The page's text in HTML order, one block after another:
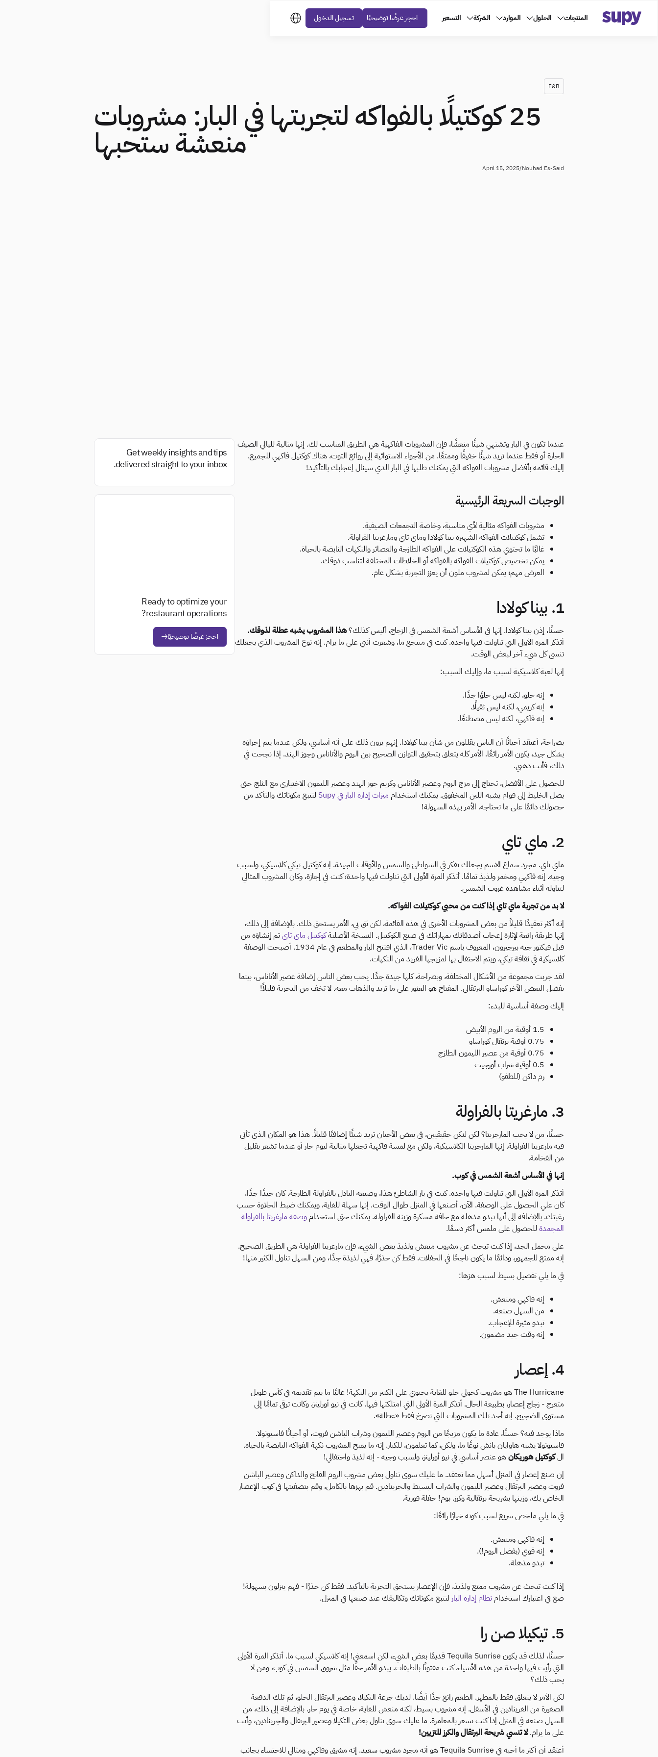
المنتجات الحلول الموارد الشركة التسعير احجز عرضًا توضيحيًا تسجيل الدخول
F&B
25 كوكتيلًا بالفواكه لتجربتها في البار: مشروبات
منعشة ستحبها
Nouhad Es-Said
/
April 15, 2025
عندما تكون في البار وتشتهي شيئًا منعشًا، فإن المشروبات الفاكهية هي الطريق المناسب لك. إنها مثالية لليالي الصيف
الحارة أو فقط عندما تريد شيئًا خفيفًا وممتعًا. من الأجواء الاستوائية إلى روائع التوت، هناك كوكتيل فاكهي للجميع.
إليك قائمة بأفضل مشروبات الفواكه التي يمكنك طلبها في البار الذي سينال إعجابك بالتأكيد!
الوجبات السريعة الرئيسية
مشروبات الفواكه مثالية لأي مناسبة، وخاصة التجمعات الصيفية.
تشمل كوكتيلات الفواكه الشهيرة بينا كولادا وماي تاي ومارغريتا الفراولة.
غالبًا ما تحتوي هذه الكوكتيلات على الفواكه الطازجة والعصائر والنكهات النابضة بالحياة.
يمكن تخصيص كوكتيلات الفواكه بالفواكه أو الخلاطات المختلفة لتناسب ذوقك.
العرض مهم؛ يمكن لمشروب ملون أن يعزز التجربة بشكل عام.
1. بينا كولادا
حسنًا، إذن بينا كولادا. إنها في الأساس أشعة الشمس في الزجاج، أليس كذلك؟هذا المشروب يشبه عطلة لذوقك.
أتذكر المرة الأولى التي تناولت فيها واحدة. كنت في منتجع ما، وشعرت أنني على ما يرام. إنه نوع المشروب الذي يجعلك
تنسى كل شيء آخر لبعض الوقت.
إنها لعبة كلاسيكية لسبب ما، وإليك السبب:
إنه حلو، لكنه ليس حلوًا جدًا.
إنه كريمي، لكنه ليس ثقيلًا.
إنه فاكهي، لكنه ليس مصطنعًا.
بصراحة، أعتقد أحيانًا أن الناس يقللون من شأن بينا كولادا. إنهم يرون ذلك على أنه أساسي، ولكن عندما يتم إجراؤه
بشكل جيد، يكون الأمر رائعًا. الأمر كله يتعلق بتحقيق التوازن الصحيح بين الروم والأناناس وجوز الهند. إذا نجحت في
ذلك، فأنت ذهبي.
للحصول على الأفضل، تحتاج إلى مزج الروم وعصير الأناناس وكريم جوز الهند وعصير الليمون الاختياري مع الثلج حتى
يصل الخليط إلى قوام يشبه اللبن المخفوق. يمكنك استخدام ميزات إدارة البار في Supy
لتتبع مكوناتك والتأكد من
حصولك دائمًا على ما تحتاجه. الأمر بهذه السهولة!
2. ماي تاي
ماي تاي. مجرد سماع الاسم يجعلك تفكر في الشواطئ والشمس والأوقات الجيدة. إنه كوكتيل تيكي كلاسيكي، ولسبب
وجيه. إنه فاكهي ومخمر ولذيذ تمامًا. أتذكر المرة الأولى التي تناولت فيها واحدة؛ كنت في إجازة، وكان المشروب المثالي
لتناوله أثناء مشاهدة غروب الشمس.
لا بد من تجربة ماي تاي إذا كنت من محبي كوكتيلات الفواكه.
إنه أكثر تعقيدًا قليلاً من بعض المشروبات الأخرى في هذه القائمة، لكن ثق بي، الأمر يستحق ذلك. بالإضافة إلى ذلك،
إنها طريقة رائعة لإثارة إعجاب أصدقائك بمهاراتك في صنع الكوكتيل. النسخة الأصليةكوكتيل ماي تايتم إنشاؤه من
قبل فيكتور جيه بيرجيرون، المعروف باسم Trader Vic، الذي افتتح البار والمطعم في عام 1934. أصبحت الوصفة
كلاسيكية في ثقافة تيكي، ويتم الاحتفال بها لمزيجها الفريد من النكهات.
لقد جربت مجموعة من الأشكال المختلفة، وبصراحة، كلها جيدة جدًا. يحب بعض الناس إضافة عصير الأناناس، بينما
يفضل البعض الآخر كوراساو البرتقالي. المفتاح هو العثور على ما تريد والذهاب معه. لا تخف من التجربة قليلاً!
إليك وصفة أساسية للبدء:
1.5 أوقية من الروم الأبيض
0.75 أوقية برتقال كوراساو
0.75 أوقية من عصير الليمون الطازج
0.5 أوقية شراب أورجيت
رم داكن (للطفو)
3. مارغريتا بالفراولة
حسنًا، من لا يحب المارجريتا؟ لكن لنكن حقيقيين، في بعض الأحيان تريد شيئًا إضافيًا قليلاً. هذا هو المكان الذي تأتي
فيه مارغريتا الفراولة. إنها المارجريتا الكلاسيكية، ولكن مع لمسة فاكهية تجعلها مثالية ليوم حار أو عندما تشعر بقليل
من الفخامة.
إنها في الأساس أشعة الشمس في كوب.
أتذكر المرة الأولى التي تناولت فيها واحدة. كنت في بار الشاطئ هذا، وصنعه النادل بالفراولة الطازجة. كان جيدًا جدًا،
كان علي الحصول على الوصفة. الآن، أصنعها في المنزل طوال الوقت. إنها سهلة للغاية، ويمكنك ضبط الحلاوة حسب
رغبتك. بالإضافة إلى أنها تبدو مذهلة مع حافة مسكرة وزينة الفراولة. يمكنك حتى استخدام وصفة مارغريتا بالفراولة
المجمدةللحصول على ملمس أكثر دسمًا.
على محمل الجد، إذا كنت تبحث عن مشروب منعش ولذيذ بعض الشيء، فإن مارغريتا الفراولة هي الطريق الصحيح.
إنه ممتع للجمهور، ودائمًا ما يكون ناجحًا في الحفلات. فقط كن حذرًا، فهي لذيذة جدًا، ومن السهل تناول الكثير منها!
في ما يلي تفصيل بسيط لسبب هزها:
إنه فاكهي ومنعش.
من السهل صنعه.
تبدو مثيرة للإعجاب.
إنه وقت جيد مضمون.
4. إعصار
The Hurricane هو مشروب كحولي حلو للغاية يحتوي على الكثير من النكهة! غالبًا ما يتم تقديمه في كأس طويل
متعرج - زجاج إعصار، بطبيعة الحال. أتذكر المرة الأولى التي امتلكتها فيها. كانت في نيو أورلينز، وكانت ترقى تمامًا إلى
مستوى الضجيج. إنه أحد تلك المشروبات التي تصرخ فقط «عطلة».
ماذا يوجد فيه؟ حسنًا، عادة ما يكون مزيجًا من الروم وعصير الليمون وشراب الباشن فروت، أو أحيانًا فاسيونولا.
فاسيونولا يشبه هاوايان بانش نوعًا ما، ولكن، كما تعلمون، للكبار. إنه ما يمنح المشروب نكهة الفواكه النابضة بالحياة.
الكوكتيل هوريكانهو عنصر أساسي في نيو أورلينز، ولسبب وجيه - إنه لذيذ واحتفالي!
إن صنع إعصار في المنزل أسهل مما تعتقد. ما عليك سوى تناول بعض مشروب الروم الفاتح والداكن وعصير الباشن
فروت وعصير البرتقال وعصير الليمون والشراب البسيط والجرينادين. قم بهزها بالكامل، وقم بتصفيتها في كوب الإعصار
الخاص بك، وزينها بشريحة برتقالية وكرز. بوم! حفلة فورية.
في ما يلي ملخص سريع لسبب كونه خيارًا رائعًا:
إنه فاكهي ومنعش.
إنه قوي (بفضل الروم!).
تبدو مذهلة.
إذا كنت تبحث عن مشروب ممتع ولذيذ، فإن الإعصار يستحق التجربة بالتأكيد. فقط كن حذرًا - فهم ينزلون بسهولة!
ضع في اعتبارك استخدام نظام إدارة البار لتتبع مكوناتك وتكاليفك عند صنعها في المنزل.
5. تيكيلا صن را
حسنًا، لذلك قد يكون Tequila Sunrise قديمًا بعض الشيء، لكن اسمعني! إنه كلاسيكي لسبب ما. أتذكر المرة الأولى
التي رأيت فيها واحدة من هذه الأشياء، كنت مفتونًا بالطبقات. يبدو الأمر حقًا مثل شروق الشمس في كوب، ومن لا
يحب ذلك؟
لكن الأمر لا يتعلق فقط بالمظهر. الطعم رائع جدًا أيضًا. لديك جرعة التكيلا، وعصير البرتقال الحلو، ثم تلك الدفعة
الصغيرة من الغرينادين في الأسفل. إنه مشروب بسيط، لكنه منعش للغاية، خاصة في يوم حار. بالإضافة إلى ذلك، من
السهل صنعه في المنزل إذا كنت تشعر بالمغامرة. ما عليك سوى تناول بعض التكيلا وعصير البرتقال والجرينادين، وأنت
على ما يرام.لا تنسي شريحة البرتقال والكرز للتزيين!
أعتقد أن أكثر ما أحبه في Tequila Sunrise هو أنه مجرد مشروب سعيد. إنه مشرق وفاكهي ومثالي للاحتساء بجانب
Get weekly insights and tips
delivered straight to your inbox.
Ready to optimize your
restaurant operations?
احجز عرضًا توضيحيًا